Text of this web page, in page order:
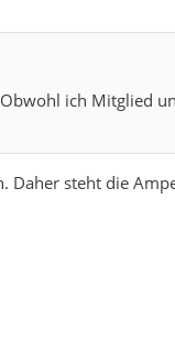
ich Mitglied
Daher steht die